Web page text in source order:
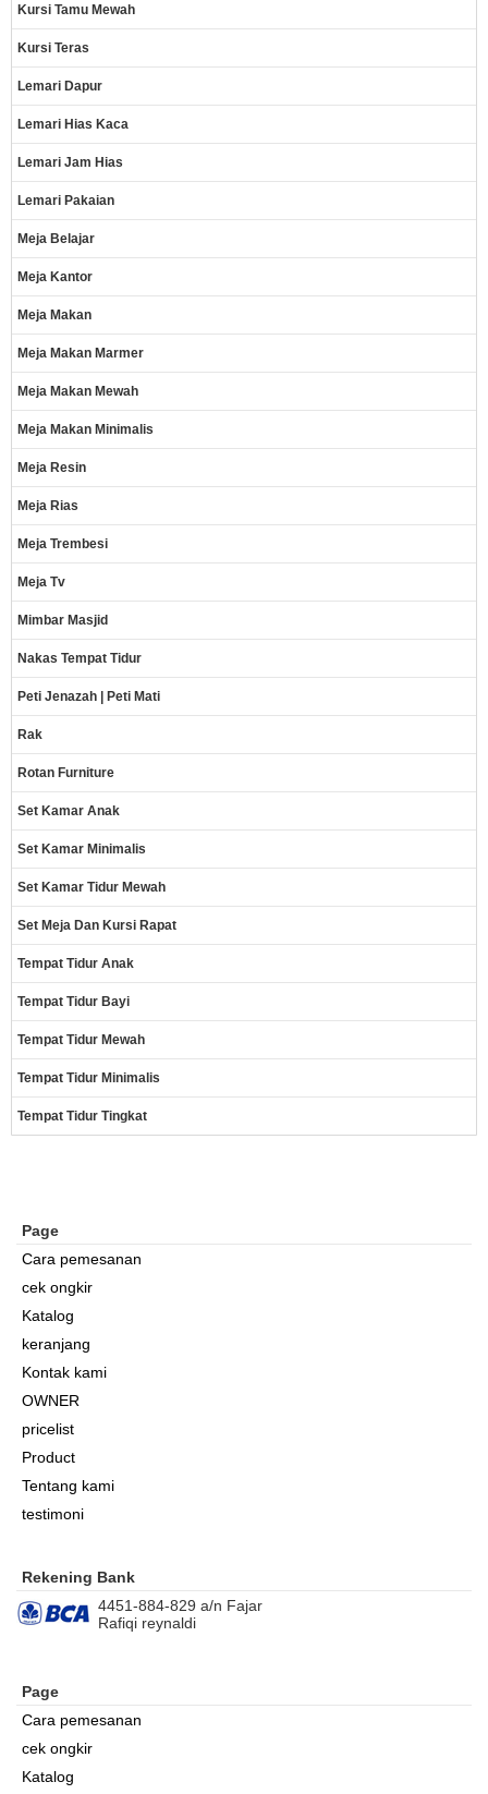
Kursi Tamu Mewah
Kursi Teras
Lemari Dapur
Lemari Hias Kaca
Lemari Jam Hias
Lemari Pakaian
Meja Belajar
Meja Kantor
Meja Makan
Meja Makan Marmer
Meja Makan Mewah
Meja Makan Minimalis
Meja Resin
Meja Rias
Meja Trembesi
Meja Tv
Mimbar Masjid
Nakas Tempat Tidur
Peti Jenazah | Peti Mati
Rak
Rotan Furniture
Set Kamar Anak
Set Kamar Minimalis
Set Kamar Tidur Mewah
Set Meja Dan Kursi Rapat
Tempat Tidur Anak
Tempat Tidur Bayi
Tempat Tidur Mewah
Tempat Tidur Minimalis
Tempat Tidur Tingkat
Page
Cara pemesanan
cek ongkir
Katalog
keranjang
Kontak kami
OWNER
pricelist
Product
Tentang kami
testimoni
Rekening Bank
4451-884-829 a/n Fajar
Rafiqi reynaldi
Page
Cara pemesanan
cek ongkir
Katalog